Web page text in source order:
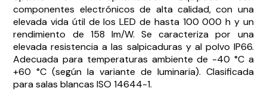
componentes electrónicos de alta calidad, con una
elevada vida útil de los LED de hasta 100 000 h y un
rendimiento de 158 lm/W. Se caracteriza por una
elevada resistencia a las salpicaduras y al polvo IP66.
Adecuada para temperaturas ambiente de -40 °C a
+60 °C (según la variante de luminaria). Clasificada
para salas blancas ISO 14644-1.